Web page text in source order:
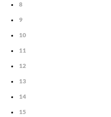
8
9
10
11
12
13
14
15